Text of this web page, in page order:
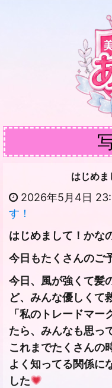
はじめま
2026年5月4日
す！
はじめまして！かな
今日もたくさんのご
今日、風が強くて髪
ど、みんな優しくて
「私のトレードマー
たら、みんなも思っ
これまでたくさんの
よく知ってる関係に
した